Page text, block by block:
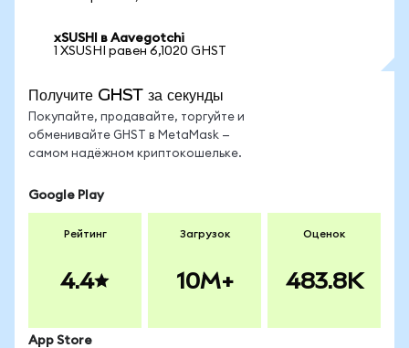
xSUSHI в Aavegotchi
1 XSUSHI равен 6,1020 GHST
Получите GHST за секунды
Покупайте, продавайте, торгуйте и
обменивайте GHST в MetaMask —
самом надёжном криптокошельке.
Google Play
Рейтинг
4.4
Загрузок
10M+
Оценок
483.8K
App Store